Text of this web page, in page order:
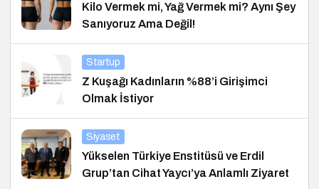
Kilo Vermek mi, Yağ Vermek mi? Aynı Şey
Sanıyoruz Ama Değil!
Startup
Z Kuşağı Kadınların %88’i Girişimci
Olmak İstiyor
Siyaset
Yükselen Türkiye Enstitüsü ve Erdil
Grup’tan Cihat Yaycı’ya Anlamlı Ziyaret